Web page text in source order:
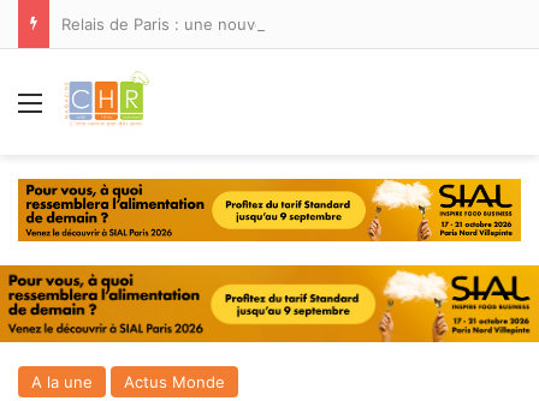
Menu
A la une Actus Monde